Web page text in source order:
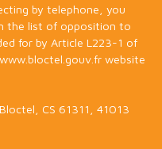
by telephone, you
the list of opposition to
for by Article L223-1 of
website
CS 61311, 41013